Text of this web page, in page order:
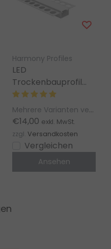
Harmony Profiles
LED
Trockenbauprofil
Trimless400 – 60 ×
15 mm, mit opaler
Klick-Abdeckung |
Trimless-Optik ohne
sichtbare
Profilkante
Mehrere Varianten verfügbar
€14,00 exkl. MwSt.
zzgl. Versandkosten
Vergleichen
Ansehen